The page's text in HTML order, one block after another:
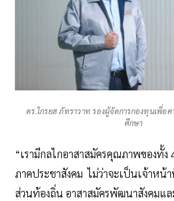
ดร.ไกรยส ภัทราวาท รองผู้จัดการกองทุนเพื่อ
ศึกษา
“เรามีกลไกอาสาสมัครคุณภาพของทั้ง
ภาคประชาสังคม ไม่ว่าจะเป็นเจ้าหน้
ส่วนท้องถิ่น อาสาสมัครพัฒนาสังคมแล